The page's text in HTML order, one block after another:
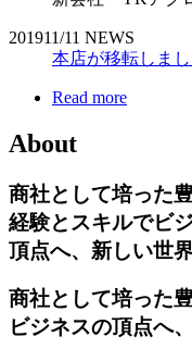
201911/11 NEWS
本店が移転しまし
Read more
About
商社として培った
経験とスキルでビ
頂点へ、新しい世界
商社として培った
ビジネスの頂点へ